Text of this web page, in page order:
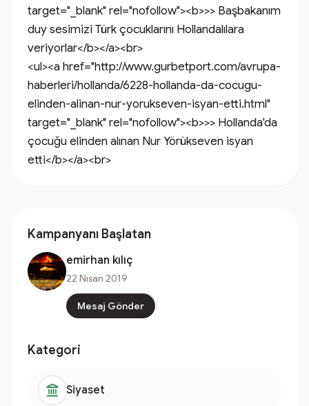
target="_blank" rel="nofollow"><b>>> Başbakanım
duy sesimizi Türk çocuklarını Hollandalılara
veriyorlar</b></a><br>
<ul><a href="http://www.gurbetport.com/avrupa-
haberleri/hollanda/6228-hollanda-da-cocugu-
elinden-alinan-nur-yorukseven-isyan-etti.html"
target="_blank" rel="nofollow"><b>>> Hollanda'da
çocuğu elinden alınan Nur Yörükseven isyan
etti</b></a><br>
Kampanyanı Başlatan
emirhan kılıç
22 Nisan 2019
Mesaj Gönder
Kategori
Siyaset